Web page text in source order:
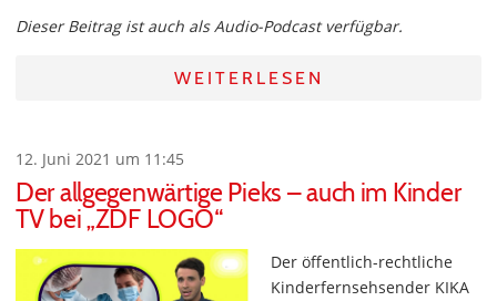
Dieser Beitrag ist auch als Audio-Podcast verfügbar.
WEITERLESEN
12. Juni 2021 um 11:45
Der allgegenwärtige Pieks – auch im Kinder
TV bei „ZDF LOGO“
Der öffentlich-rechtliche
Kinderfernsehsender KIKA